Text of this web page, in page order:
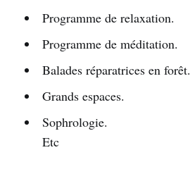
Programme de relaxation.
Programme de méditation.
Balades réparatrices en forêt.
Grands espaces.
Sophrologie.
Etc